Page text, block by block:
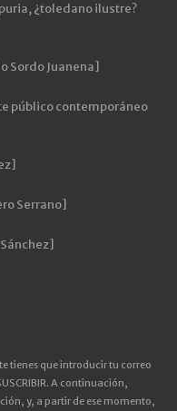
¿toledano ilustre?
Sordo Juanena]
público contemporáneo
Serrano]
tienes que introducir tu correo
A continuación,
y, a partir de ese momento,